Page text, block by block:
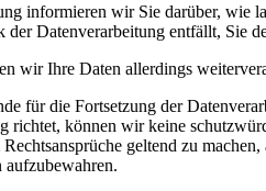
informieren wir Sie darüber,
Datenverarbeitung entfällt,
wir Ihre Daten allerdings
für die Fortsetzung der
richtet, können wir keine
geltend zu